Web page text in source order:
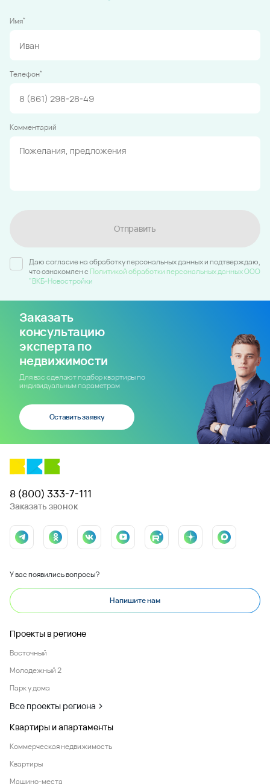
Имя*
Телефон*
Комментарий
Отправить
Даю согласие на обработку персональных данных и подтверждаю,
что ознакомлен c Политикой обработки персональных данных ООО
"ВКБ-Новостройки
Заказать
консультацию
эксперта по
недвижимости
Для вас сделают подбор квартиры по
индивидуальным параметрам
Оставить заявку
8 (800) 333-7-111
Заказать звонок
У вас появились вопросы?
Напишите нам
Проекты в регионе
Восточный
Молодежный 2
Парк у дома
Все проекты региона
Квартиры и апартаменты
Коммерческая недвижимость
Квартиры
Машино-места